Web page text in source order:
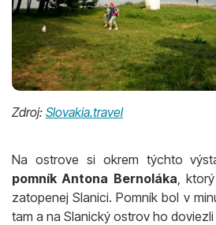
Zdroj: Slovakia.travel
Na ostrove si okrem týchto
pomník Antona Bernoláka ,
zatopenej Slanici. Pomník bol v
tam a na Slanický ostrov ho